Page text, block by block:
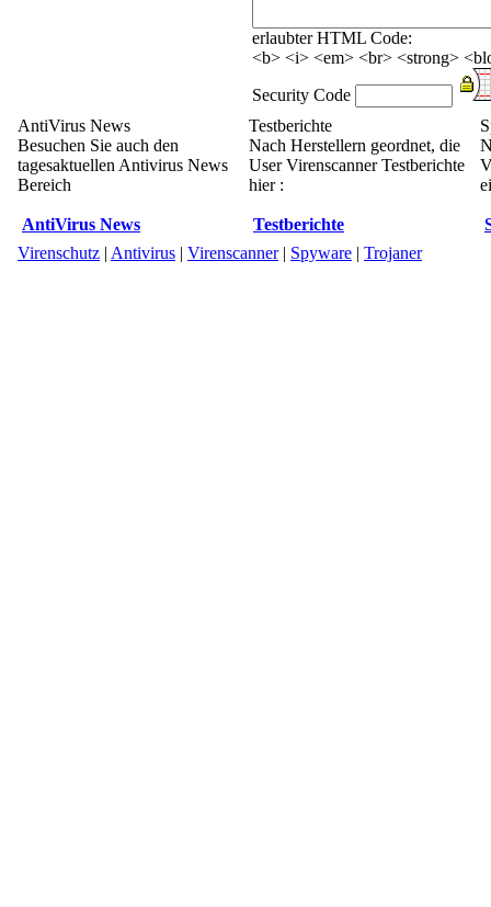
erlaubter HTML Code:
<b> <i> <em> <br> <strong>
Security Code
AntiVirus News
Besuchen Sie auch den
tagesaktuellen Antivirus News
Bereich
AntiVirus News
Testberichte
Nach Herstellern geordnet, die
User Virenscanner Testberichte
hier :
Testberichte
Virenschutz | Antivirus | Virenscanner| Spyware | Trojaner